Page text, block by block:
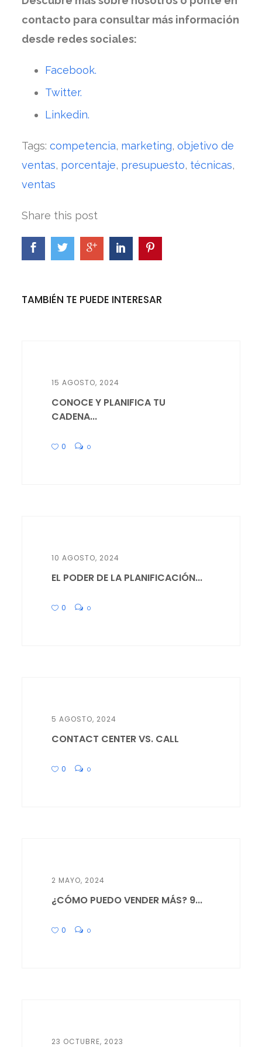
contacto para consultar más información
desde redes sociales:
Facebook.
Twitter.
Linkedin.
Tags:competencia, marketing,objetivo de
ventas, porcentaje, presupuesto, técnicas,
ventas
Share this post
TAMBIÉN TE PUEDE INTERESAR
15 AGOSTO, 2024
CONOCE Y PLANIFICA TU
CADENA...
0 0
10 AGOSTO, 2024
EL PODER DE LA PLANIFICACIÓN...
0 0
5 AGOSTO, 2024
CONTACT CENTER VS. CALL
0 0
2 MAYO, 2024
¿CÓMO PUEDO VENDER MÁS? 9...
0 0
23 OCTUBRE, 2023